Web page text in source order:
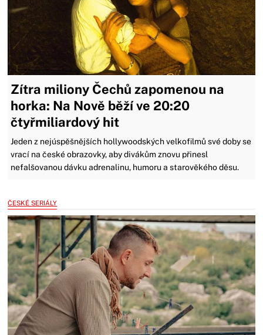
Zítra miliony Čechů zapomenou na
horka: Na Nově běží ve 20:20
čtyřmiliardový hit
Jeden z nejúspěšnějších hollywoodských velkofilmů své doby se
vrací na české obrazovky, aby divákům znovu přinesl
nefalšovanou dávku adrenalinu, humoru a starověkého děsu.
ČESKÉ SERIÁLY